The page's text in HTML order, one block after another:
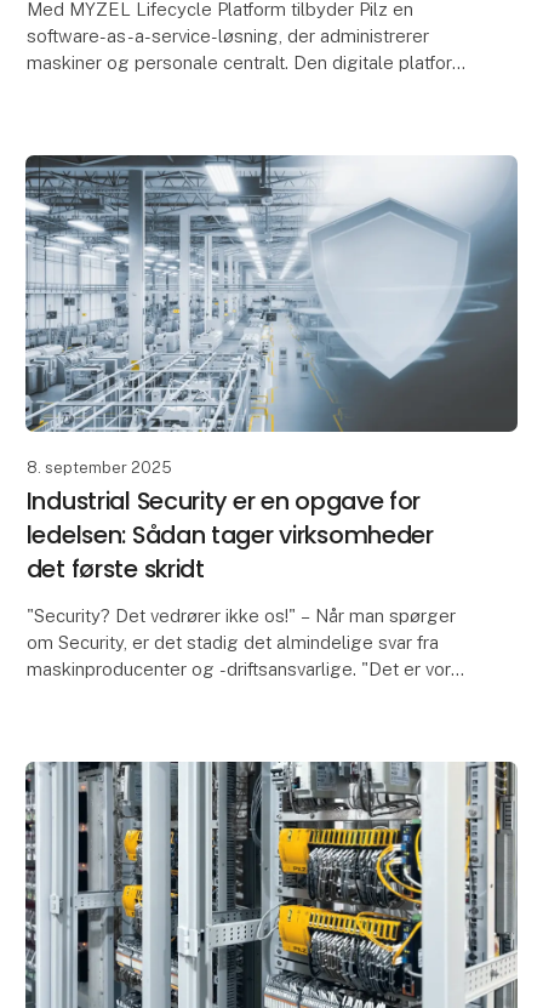
Med MYZEL Lifecycle Platform tilbyder Pilz en
software-as-a-service-løsning, der administrerer
maskiner og personale centralt. Den digitale platform
8. september 2025
Industrial Security er en opgave for
ledelsen: Sådan tager virksomheder
det første skridt
"Security? Det vedrører ikke os!" – Når man spørger
om Security, er det stadig det almindelige svar fra
maskinproducenter og -driftsansvarlige. "Det er vores